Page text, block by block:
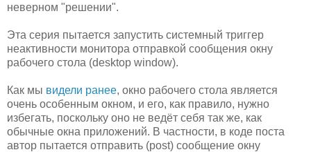
неверном "решении".
Эта серия пытается запустить системный триггер
неактивности монитора отправкой сообщения окну
рабочего стола (desktop window).
Как мы видели ранее, окно рабочего стола является
очень особенным окном, и его, как правило, нужно
избегать, поскольку оно не ведёт себя так же, как
обычные окна приложений. В частности, в коде поста
автор пытается отправить (post) сообщение окну